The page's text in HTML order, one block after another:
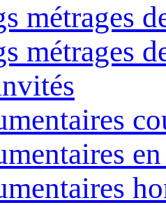
métrages
métrages